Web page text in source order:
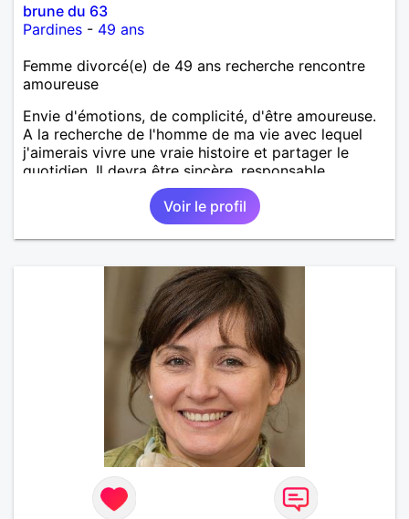
brune du 63
Pardines - 49 ans
Femme divorcé(e) de 49 ans recherche rencontre
amoureuse
Envie d'émotions, de complicité, d'être amoureuse.
A la recherche de l'homme de ma vie avec lequel
j'aimerais vivre une vraie histoire et partager le
quotidien. Il devra être sincère, responsable,
ambitieux, entreprenant, fort de caractère et avec le
sens de l'humour. Il saura me chouchouter et me
mettre en valeur, me donner son amour et attention.
Merci de m'avoir lu et à bientôt...
Voir le profil